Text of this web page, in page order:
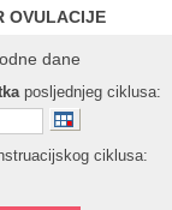
OVULACIJE
dane
posljednjeg ciklusa:
ciklusa: